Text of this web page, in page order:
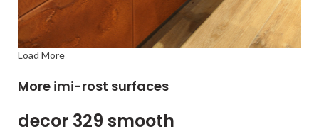
Load More
More imi-rost surfaces
decor 329 smooth